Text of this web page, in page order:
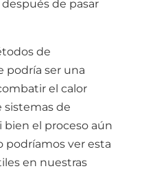
de pasar
de
podría ser una
el calor
de
bien el proceso aún
podríamos ver esta
en nuestras